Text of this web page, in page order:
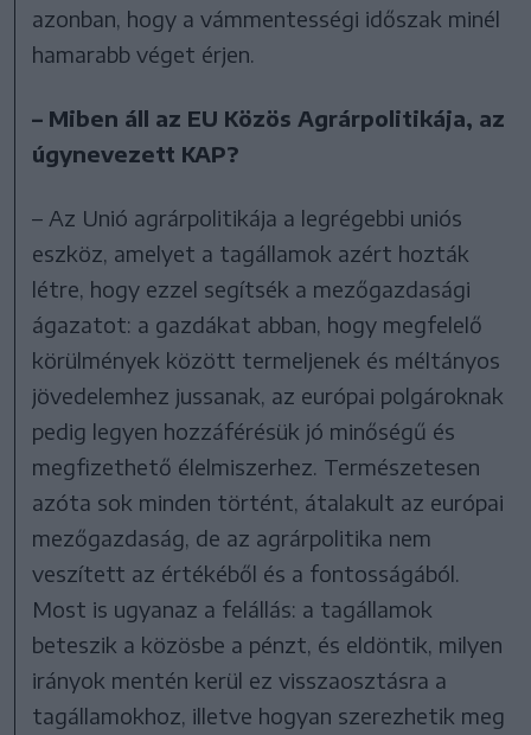
azonban, hogy a vámmentességi időszak minél
hamarabb véget érjen.
– Miben áll az EU Közös Agrárpolitikája, az
úgynevezett KAP?
– Az Unió agrárpolitikája a legrégebbi uniós
eszköz, amelyet a tagállamok azért hozták
létre, hogy ezzel segítsék a mezőgazdasági
ágazatot: a gazdákat abban, hogy megfelelő
körülmények között termeljenek és méltányos
jövedelemhez jussanak, az európai polgároknak
pedig legyen hozzáférésük jó minőségű és
megfizethető élelmiszerhez. Természetesen
azóta sok minden történt, átalakult az európai
mezőgazdaság, de az agrárpolitika nem
veszített az értékéből és a fontosságából.
Most is ugyanaz a felállás: a tagállamok
beteszik a közösbe a pénzt, és eldöntik, milyen
irányok mentén kerül ez visszaosztásra a
tagállamokhoz, illetve hogyan szerezhetik meg